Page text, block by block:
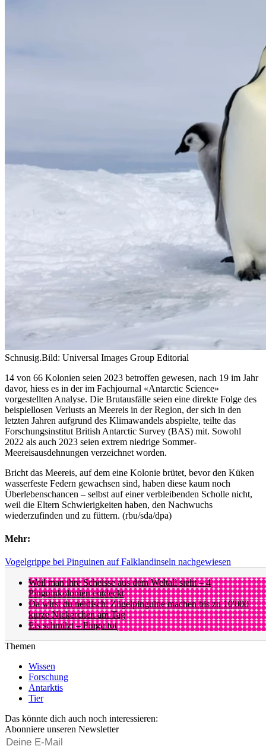
Schnusig.Bild: Universal Images Group Editorial
14 von 66 Kolonien seien 2023 betroffen gewesen, nach 19 im Jahr
davor, hiess es in der im Fachjournal «Antarctic Science»
vorgestellten Analyse. Die Brutausfälle seien eine direkte Folge des
beispiellosen Verlusts an Meereis in der Region, der sich in den
letzten Jahren aufgrund des Klimawandels abspielte, teilte das
Forschungsinstitut British Antarctic Survey (BAS) mit. Sowohl
2022 als auch 2023 seien extrem niedrige Sommer-
Meereisausdehnungen verzeichnet worden.
Bricht das Meereis, auf dem eine Kolonie brütet, bevor den Küken
wasserfeste Federn gewachsen sind, haben diese kaum noch
Überlebenschancen – selbst auf einer verbleibenden Scholle nicht,
weil die Eltern Schwierigkeiten haben, den Nachwuchs
wiederzufinden und zu füttern. (rbu/sda/dpa)
Mehr:
Vogelgrippe bei Pinguinen auf Falklandinseln nachgewiesen
Weil man ihre Scheisse aus dem Weltall sieht – 4
Pinguinkolonien entdeckt
Da wirst du neidisch: Zügelpinguine machen bis zu 10'000
kurze Nickerchen am Tag
Eis schmilzt – Pingu tot
Themen
Wissen
Forschung
Antarktis
Tier
Das könnte dich auch noch interessieren:
Abonniere unseren Newsletter